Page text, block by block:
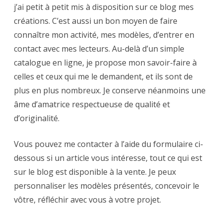
j’ai petit à petit mis à disposition sur ce blog mes
créations. C’est aussi un bon moyen de faire
connaître mon activité, mes modèles, d’entrer en
contact avec mes lecteurs. Au-delà d’un simple
catalogue en ligne, je propose mon savoir-faire à
celles et ceux qui me le demandent, et ils sont de
plus en plus nombreux. Je conserve néanmoins une
âme d’amatrice respectueuse de qualité et
d’originalité.
Vous pouvez me contacter à l’aide du formulaire ci-
dessous si un article vous intéresse, tout ce qui est
sur le blog est disponible à la vente. Je peux
personnaliser les modèles présentés, concevoir le
vôtre, réfléchir avec vous à votre projet.